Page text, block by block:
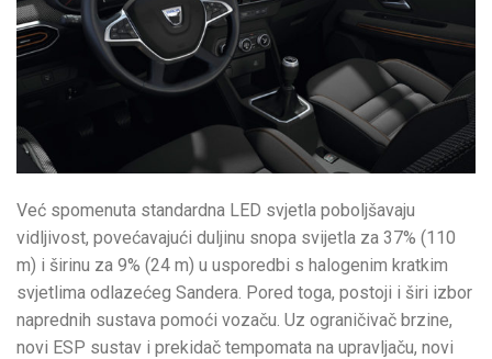
Već spomenuta standardna LED svjetla poboljšavaju
vidljivost, povećavajući duljinu snopa svijetla za 37% (110
m) i širinu za 9% (24 m) u usporedbi s halogenim kratkim
svjetlima odlazećeg Sandera. Pored toga, postoji i širi izbor
naprednih sustava pomoći vozaču. Uz ograničivač brzine,
novi ESP sustav i prekidač tempomata na upravljaču, novi